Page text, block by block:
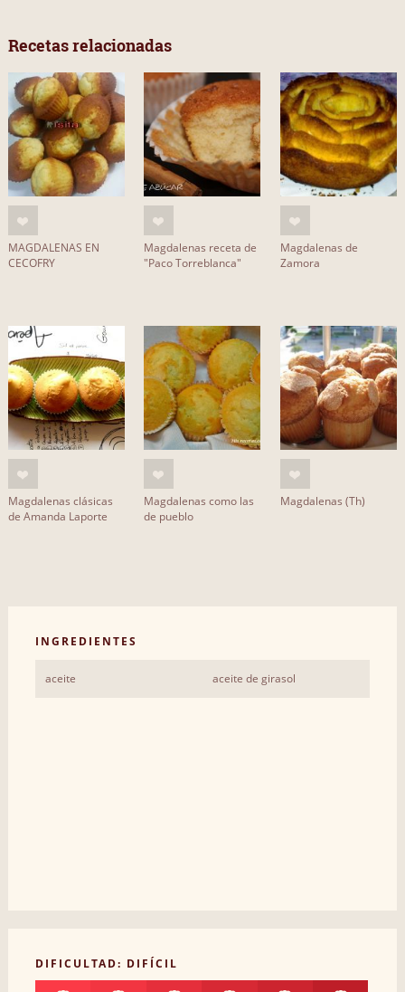
Recetas relacionadas
MAGDALENAS EN
CECOFRY
Magdalenas receta de
"Paco Torreblanca"
Magdalenas de
Zamora
Magdalenas clásicas
de Amanda Laporte
Magdalenas como las
de pueblo
Magdalenas (Th)
INGREDIENTES
aceite aceite de girasol
DIFICULTAD: DIFÍCIL